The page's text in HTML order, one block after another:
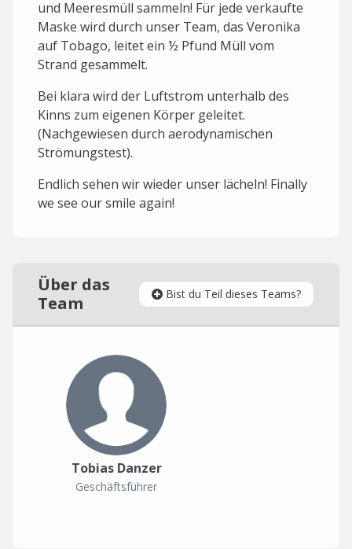
und Meeresmüll sammeln! Für jede verkaufte
Maske wird durch unser Team, das Veronika
auf Tobago, leitet ein ½ Pfund Müll vom
Strand gesammelt.
Bei klara wird der Luftstrom unterhalb des
Kinns zum eigenen Körper geleitet.
(Nachgewiesen durch aerodynamischen
Strömungstest).
Endlich sehen wir wieder unser lächeln! Finally
we see our smile again!
Über das
Team
Bist du Teil dieses Teams?
Tobias Danzer
Geschäftsführer